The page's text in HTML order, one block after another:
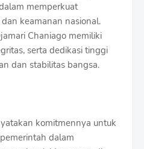
memperkuat
keamanan nasional.
Chaniago memiliki
serta dedikasi tinggi
dan stabilitas bangsa.
komitmennya untuk
dalam